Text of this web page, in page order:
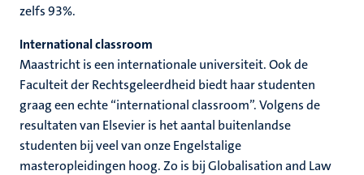
zelfs 93%.
International classroom
Maastricht is een internationale universiteit. Ook de
Faculteit der Rechtsgeleerdheid biedt haar studenten
graag een echte “international classroom”. Volgens de
resultaten van Elsevier is het aantal buitenlandse
studenten bij veel van onze Engelstalige
masteropleidingen hoog. Zo is bij Globalisation and Law